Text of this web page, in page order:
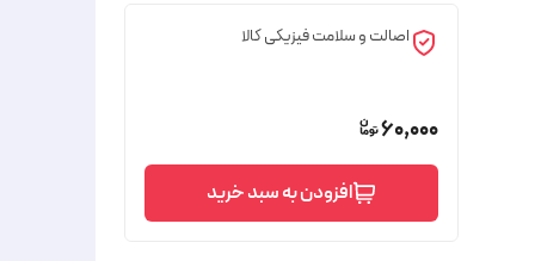
اصالت و سلامت فیزیکی کالا
60,000
افزودن به سبد خرید